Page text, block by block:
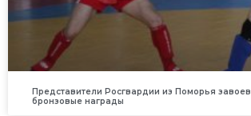
Представители Росгвардии из Поморья
бронзовые награды